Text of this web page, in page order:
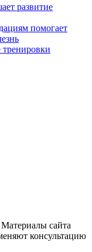
развитие
помогает
сайта
консультацию